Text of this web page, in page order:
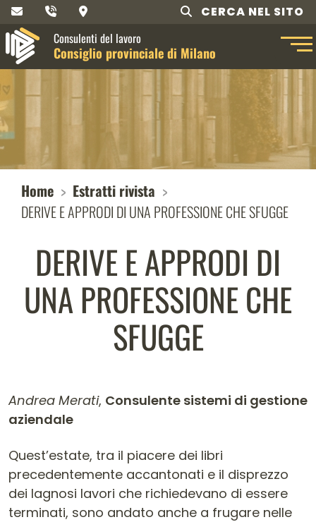
CERCA NEL SITO
Consulenti del lavoro
Consiglio provinciale di Milano
Home
Estratti rivista
DERIVE E APPRODI DI UNA PROFESSIONE CHE SFUGGE
DERIVE E APPRODI DI
UNA PROFESSIONE CHE
SFUGGE
Andrea Merati, Consulente sistemi di gestione
aziendale
Contenuto dell'articolo
Quest’estate, tra il piacere dei libri
precedentemente accantonati e il disprezzo
dei lagnosi lavori che richiedevano di essere
terminati, sono andato anche a frugare nelle